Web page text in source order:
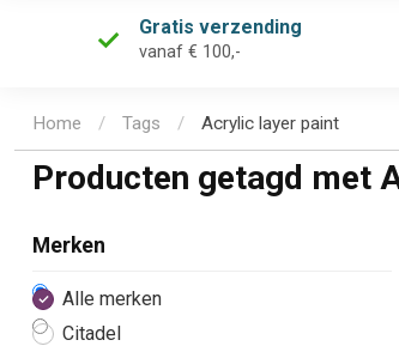
Gratis verzending
vanaf € 100,-
Home / Tags / Acrylic layer paint
Producten getagd met
Merken
Alle merken
Citadel